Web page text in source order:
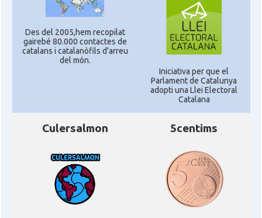
Des del 2005,hem recopilat
gairebé 80.000 contactes de
catalans i catalanòfils d'arreu
del món.
Iniciativa per que el
Parlament de Catalunya
adopti una Llei Electoral
Catalana
Culersalmon 5centims